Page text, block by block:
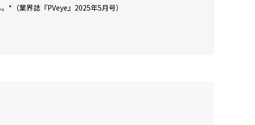
*（業界誌『PVeye』2025年5月号）